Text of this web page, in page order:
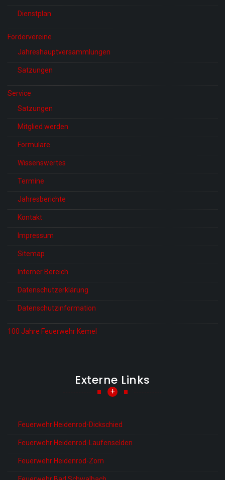
Dienstplan
Fördervereine
Jahreshauptversammlungen
Satzungen
Service
Satzungen
Mitglied werden
Formulare
Wissenswertes
Termine
Jahresberichte
Kontakt
Impressum
Sitemap
Interner Bereich
Datenschutzerklärung
Datenschutzinformation
100 Jahre Feuerwehr Kemel
Externe Links
+
Feuerwehr Heidenrod-Dickschied
Feuerwehr Heidenrod-Laufenselden
Feuerwehr Heidenrod-Zorn